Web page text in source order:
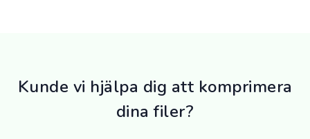
Kunde vi hjälpa dig att komprimera
dina filer?